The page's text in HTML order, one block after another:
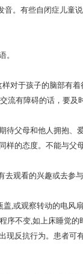
。有些自闭症儿童
。
于孩子的脑部有着
流有障碍的话，要及
父母和他人拥抱、
的态度。不能与父
观看的兴趣或去参与
或观察转动的电风
不变,如上床睡觉
现反抗行为。患者可